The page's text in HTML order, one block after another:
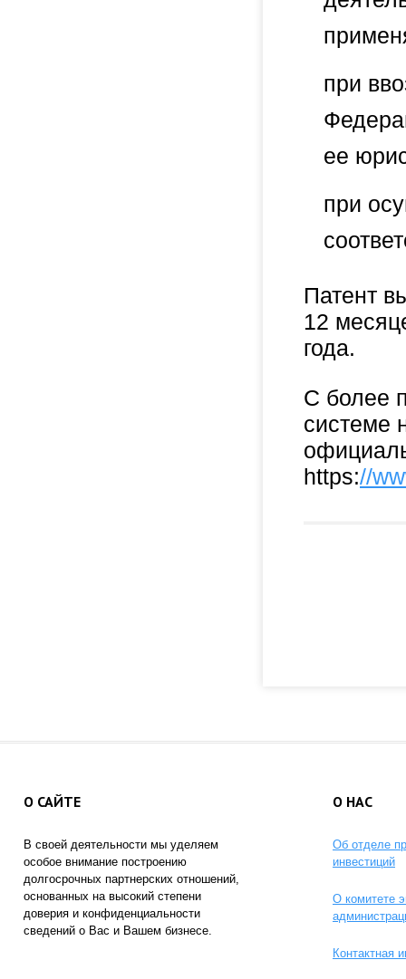
при
ее
при
Патент
12
года.
С более
системе
https://
О САЙТЕ
В своей деятельности мы уделяем
особое внимание построению
долгосрочных партнерских отношений,
основанных на высокий степени
доверия и конфиденциальности
сведений о Вас и Вашем бизнесе.
О НАС
Об отделе
инвестиций
О комитете
Контактная